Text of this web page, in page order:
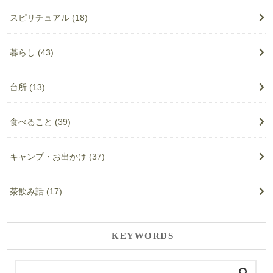
スピリチュアル (18)
暮らし (43)
台所 (13)
食べること (39)
キャンプ・お出かけ (37)
茶飲み話 (17)
KEYWORDS